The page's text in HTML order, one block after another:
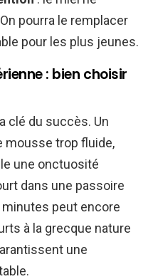
pourra le remplacer
pour les plus jeunes.
: bien choisir
clé du succès. Un
mousse trop fluide,
une onctuosité
dans une passoire
peut encore
à la grecque nature
une